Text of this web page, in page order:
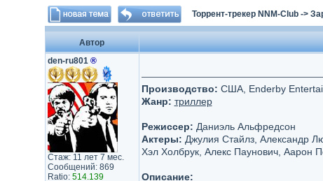
Торрент-трекер NNM-Club->
Автор
den-ru801 ®
Стаж: 11 лет 7 мес.
Сообщений: 869
Ratio: 514.139
Производство: США, Enderby
Жанр: триллер
Режиссер: Даниэль Альфредсон
Актеры: Джулия Стайлз, Александр
Хэл Холбрук, Алекс Паунович, Аарон
Описание: